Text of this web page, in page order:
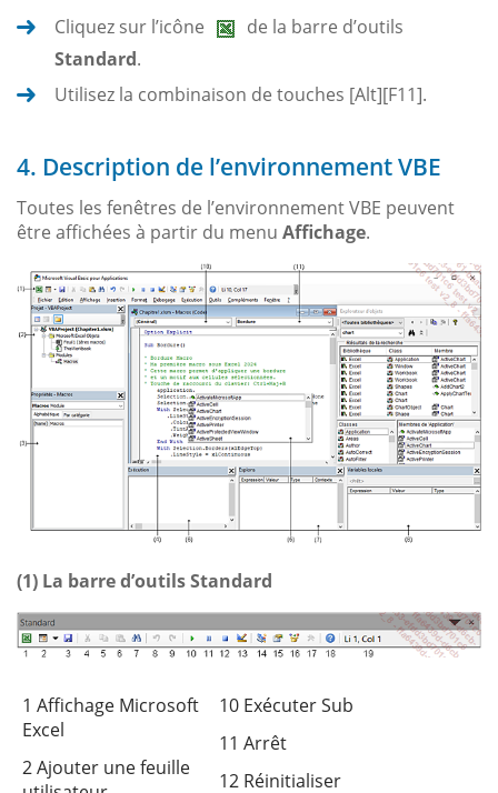
Cliquez sur l’icône
de la barre d’outils
Standard.
Utilisez la combinaison de touches [Alt][F11].
4. Description de l’environnement VBE
Toutes les fenêtres de l’environnement VBE peuvent
être affichées à partir du menu Affichage.
(1) La barre d’outils Standard
1 Affichage Microsoft
Excel
2 Ajouter une feuille
10 Exécuter Sub
11 Arrêt
12 Réinitialiser